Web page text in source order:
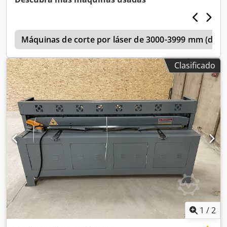
Máquinas de corte por láser de 3000-3999 mm
Clasificado
1 /2